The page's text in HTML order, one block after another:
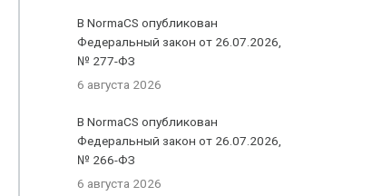
В NormaCS опубликован
Федеральный закон от 26.07.2026,
№ 277-ФЗ
6 августа 2026
В NormaCS опубликован
Федеральный закон от 26.07.2026,
№ 266-ФЗ
6 августа 2026